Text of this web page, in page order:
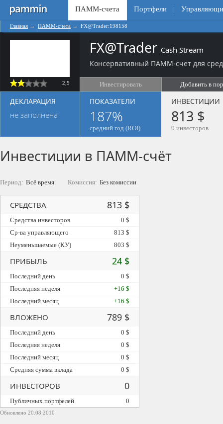
ПАММ-счета Портфели
Главная → ПАММ-счета → FX@Trader:198158
2,5
FX@Trader Cash Stream
Консервативный ПАММ-счет для
Инвестировать Добавить в
ДЕКЛАРАЦИЯ
не заполнена
ПОКАЗАТЕЛИ
187%
средний год (ROI)
ИНВЕСТИЦИИ
813 $
0 инвесторов
Инвестиции в ПАММ-счёт
Период: Всё время Комиссия: Без комиссии
Обновлено 20.08.2010
СРЕДСТВА 813 $
Средства инвесторов
0 $
Ср-ва управляющего
813 $
Неуменьшаемые (КУ)
803 $
ПРИБЫЛЬ 24 $
Последний день
0 $
Последняя неделя
+16 $
Последний месяц
+16 $
ВЛОЖЕНО 789 $
Последний день
0 $
Последняя неделя
0 $
Последний месяц
0 $
Средняя сумма вклада
0 $
ИНВЕСТОРОВ 0
Публичных портфелей 0